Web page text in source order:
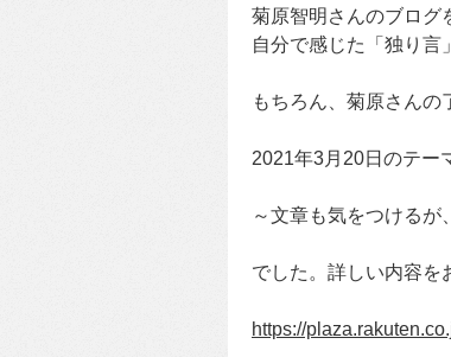
菊原智明さんのブログ
自分で感じた「独り言
もちろん、菊原さんの
2021年3月20日のテー
～文章も気をつけるが
でした。詳しい内容を
https://